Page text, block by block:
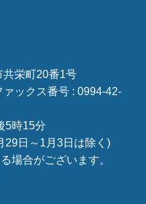
共栄町20番1号
ァックス番号 : 0994-42-
5時15分
29日～1月3日は除く)
場合がございます。